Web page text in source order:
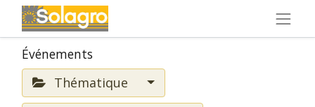
Événements
Thématique